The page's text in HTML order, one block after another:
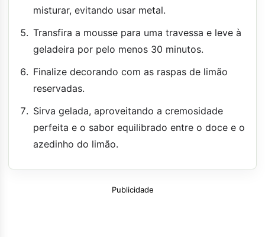
misturar, evitando usar metal.
Transfira a mousse para uma travessa e leve à
geladeira por pelo menos 30 minutos.
Finalize decorando com as raspas de limão
reservadas.
Sirva gelada, aproveitando a cremosidade
perfeita e o sabor equilibrado entre o doce e o
azedinho do limão.
Publicidade